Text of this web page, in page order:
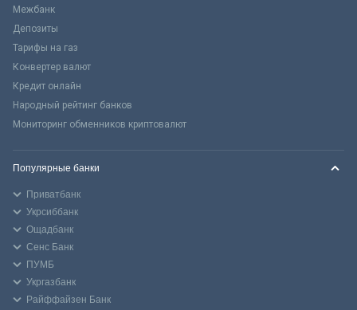
Межбанк
Депозиты
Тарифы на газ
Конвертер валют
Кредит онлайн
Народный рейтинг банков
Мониторинг обменников криптовалют
Популярные банки
Приватбанк
Укрсиббанк
Ощадбанк
Сенс Банк
ПУМБ
Укргазбанк
Райффайзен Банк